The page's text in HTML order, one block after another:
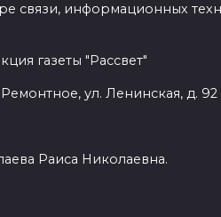
связи, информационных
газеты "Рассвет"
ул. Ленинская, д. 92
Раиса Николаевна.